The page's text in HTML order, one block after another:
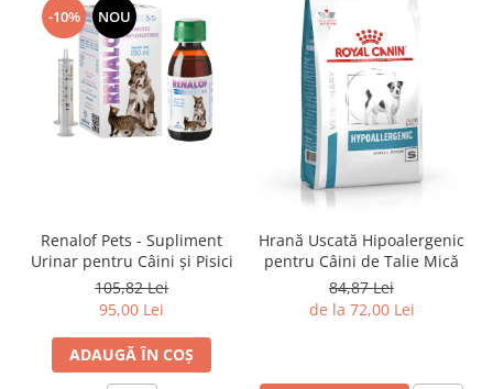
-10% NOU
Renalof Pets - Supliment
Urinar pentru Câini și Pisici
105,82 Lei
95,00 Lei
ADAUGĂ ÎN COȘ
Hrană Uscată Hipoalergenic
pentru Câini de Talie Mică
84,87 Lei
de la 72,00 Lei